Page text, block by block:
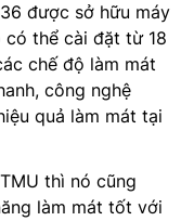
được sở hữu máy
có thể cài đặt từ 18
chế độ làm mát
công nghệ
quả làm mát tại
thì nó cũng
làm mát tốt với